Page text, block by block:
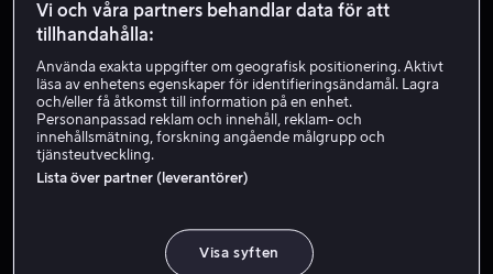
HD
Hyr 49 kr
Köp 69 kr
Se trailer
Filmen följer 19-årige seriemördaren Bobby som blir
Filmen följer 19-årige seriemördaren Bobby som blir
Vi och våra partners behandlar data för att
tillhandahålla:
Använda exakta uppgifter om geografisk positionering. Aktivt
läsa av enhetens egenskaper för identifieringsändamål. Lagra
och/eller få åtkomst till information på en enhet.
Personanpassad reklam och innehåll, reklam- och
innehållsmätning, forskning angående målgrupp och
tjänsteutveckling.
Lista över partner (leverantörer)
Visa syften